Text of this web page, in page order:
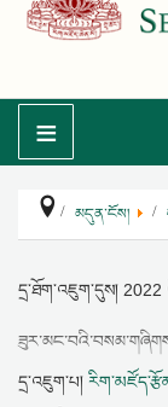
≡
མདུན་ངོས།
དྲ་ཐོག་འཇུག་དུས། 2022
དྲ་འཇུག་པ།